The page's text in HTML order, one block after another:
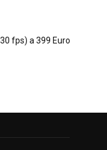
fps) a 399 Euro